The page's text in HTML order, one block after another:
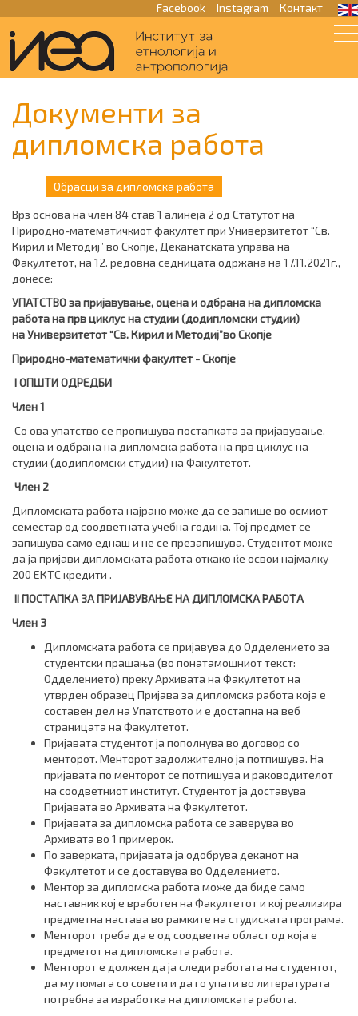
Facebook Instagram Контакт
Документи за
дипломска работа
Обрасци за дипломска работа
Врз основа на член 84 став 1 алинеја 2 од Статутот на
Природно-математичкиот факултет при Универзитетот “Св.
Кирил и Методиј” во Скопје, Деканатската управа на
Факултетот, на 12. редовна седницата одржана на 17.11.2021г.,
донесе:
УПАТСТВОза пријавување, оцена и одбрана на дипломска
работа на прв циклус на студии (додипломски студии)
наУниверзитетот“Св. Кирил и Методиј”во Скопје
Природно-математички факултет - Скопје
I ОПШТИ ОДРЕДБИ
Член 1
Со ова упатство се пропишува постапката за пријавување,
оцена и одбрана на дипломска работа на прв циклус на
студии (додипломски студии) на Факултетот.
Член 2
Дипломската работа најрано може да се запише во осмиот
семестар од соодветната учебна година. Тој предмет се
запишува само еднаш и не се презапишува. Студентот може
да ја пријави дипломската работа откако ќе освои најмалку
200 ЕКТС кредити .
IIПОСТАПКА ЗА ПРИЈАВУВАЊЕ НА ДИПЛОМСКА РАБОТА
Член 3
Дипломската работа се пријавува до Одделението за
студентски прашања (во понатамошниот текст:
Одделението) преку Архивата на Факултетот на
утврден образец Пријава за дипломска работа која е
составен дел на Упатството и е достапна на веб
страницата на Факултетот.
Пријавата студентот ја пополнува во договор со
менторот. Менторот задолжително ја потпишува. На
пријавата по менторот се потпишува и раководителот
на соодветниот институт. Студентот ја доставува
Пријавата во Архивата на Факултетот.
Пријавата за дипломска работа се заверува во
Архивата во 1 примерок.
По заверката, пријавата ја одобрува деканот на
Факултетот и се доставува во Одделението.
Ментор за дипломска работа може да биде само
наставник кој е вработен на Факултетот и кој реализира
предметна настава во рамките на студиската програма.
Менторот треба да е од соодветна област од која е
предметот на дипломската работа.
Менторот е должен да ја следи работата на студентот,
да му помага со совети и да го упати во литературата
потребна за изработка на дипломската работа.